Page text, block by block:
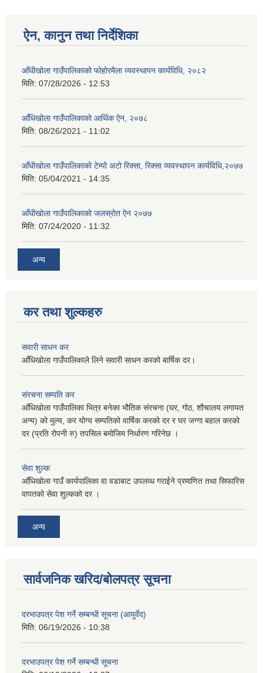
ऐन, कानुन तथा निर्देशिका
आँधीखोला गाउँपालिकाको फोहोरमैला व्यवस्थापन कार्यविधि, २०८२
मिति: 07/28/2026 - 12:53
आँधिखोला गाउँपालिकाको आर्थिक ऐन, २०७८
मिति: 08/26/2021 - 11:02
आँधीखोला गाउँपालिकाको टेम्पो अटो रिक्सा, रिक्सा व्यवस्थापन कार्यविधि,२०७७
मिति: 05/04/2021 - 14:35
आँधीखोला गाउँपालिकाको जलस्रोत ऐन २०७७
मिति: 07/24/2020 - 11:32
अन्य
कर तथा शुल्कहरु
सवारी साधन कर
आँधिखोला गाउँपालिकाले लिने सवारी साधन करको बार्षिक दर।
संरचना सम्पति कर
आँधिखोला गाउँपालिका भित्र बनेका भौतिक संरचना (घर, गोठ, शौचालय लगायत
अन्य) को मुल्य, कर योग्य सम्पतिको वार्षिक करको दर र घर जग्गा बहाल करको
दर (प्रति रोपनी रु) तपसिल बमोजिम निर्धारण गरिनेछ ।
सेवा शुल्क
आँधिखोला गाउँ कार्यपालिका वा वडाबाट उपलव्ध गराईने प्रमाणित तथा सिफारिस
वापतको सेवा शुल्कको दर ।
अन्य
सार्वजनिक खरिद/बोलपत्र सूचना
दरभाउपत्र पेश गर्ने सम्बन्धी सूचना (आयुर्वेद)
मिति: 06/19/2026 - 10:38
दरभाउपत्र पेश गर्ने सम्बन्धी सूचना